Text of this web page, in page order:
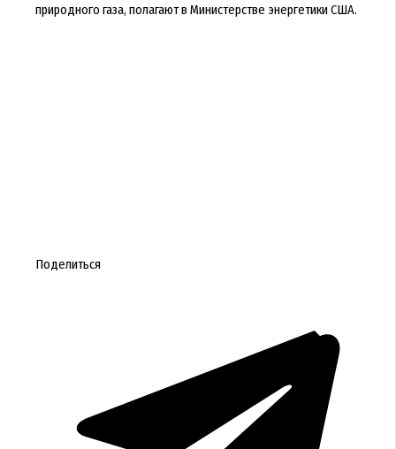
природного газа, полагают в Министерстве энергетики США.
Поделиться